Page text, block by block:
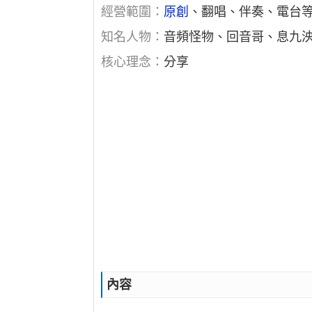
經營範圍： 原創 、翻唱、伴奏、電台
知名人物： 音頻怪物、回音哥、息九
核心理念：分享
內容